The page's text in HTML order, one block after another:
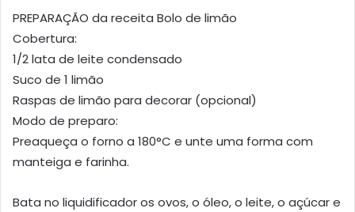
PREPARAÇÃO da receita Bolo de limão
Cobertura:
1/2 lata de leite condensado
Suco de 1 limão
Raspas de limão para decorar (opcional)
Modo de preparo:
Preaqueça o forno a 180°C e unte uma forma com
manteiga e farinha.
Bata no liquidificador os ovos, o óleo, o leite, o açúcar e